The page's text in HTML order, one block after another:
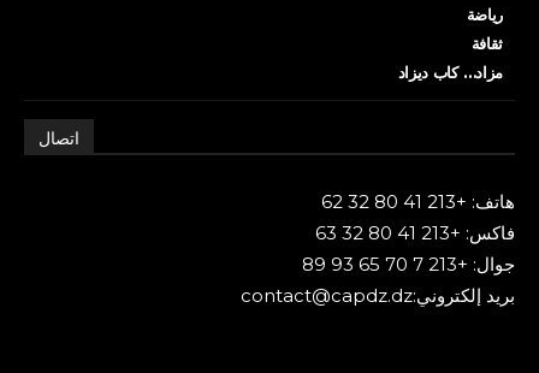
رياضة
ثقافة
مزاد… كاب ديزاد
اتصال
هاتف: +213 41 80 32 62
فاكس: +213 41 80 32 63
جوال: +213 7 70 65 93 89
بريد إلكتروني:contact@capdz.dz